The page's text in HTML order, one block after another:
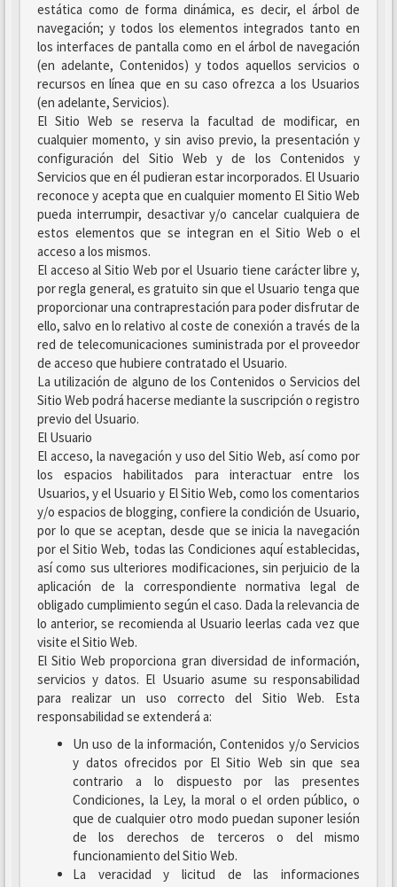
estática como de forma dinámica, es decir, el árbol de
navegación; y todos los elementos integrados tanto en
los interfaces de pantalla como en el árbol de navegación
(en adelante, Contenidos) y todos aquellos servicios o
recursos en línea que en su caso ofrezca a los Usuarios
(en adelante, Servicios).
El Sitio Web se reserva la facultad de modificar, en
cualquier momento, y sin aviso previo, la presentación y
configuración del Sitio Web y de los Contenidos y
Servicios que en él pudieran estar incorporados. El Usuario
reconoce y acepta que en cualquier momento El Sitio Web
pueda interrumpir, desactivar y/o cancelar cualquiera de
estos elementos que se integran en el Sitio Web o el
acceso a los mismos.
El acceso al Sitio Web por el Usuario tiene carácter libre y,
por regla general, es gratuito sin que el Usuario tenga que
proporcionar una contraprestación para poder disfrutar de
ello, salvo en lo relativo al coste de conexión a través de la
red de telecomunicaciones suministrada por el proveedor
de acceso que hubiere contratado el Usuario.
La utilización de alguno de los Contenidos o Servicios del
Sitio Web podrá hacerse mediante la suscripción o registro
previo del Usuario.
El Usuario
El acceso, la navegación y uso del Sitio Web, así como por
los espacios habilitados para interactuar entre los
Usuarios, y el Usuario y El Sitio Web, como los comentarios
y/o espacios de blogging, confiere la condición de Usuario,
por lo que se aceptan, desde que se inicia la navegación
por el Sitio Web, todas las Condiciones aquí establecidas,
así como sus ulteriores modificaciones, sin perjuicio de la
aplicación de la correspondiente normativa legal de
obligado cumplimiento según el caso. Dada la relevancia de
lo anterior, se recomienda al Usuario leerlas cada vez que
visite el Sitio Web.
El Sitio Web proporciona gran diversidad de información,
servicios y datos. El Usuario asume su responsabilidad
para realizar un uso correcto del Sitio Web. Esta
responsabilidad se extenderá a:
Un uso de la información, Contenidos y/o Servicios
y datos ofrecidos por El Sitio Web sin que sea
contrario a lo dispuesto por las presentes
Condiciones, la Ley, la moral o el orden público, o
que de cualquier otro modo puedan suponer lesión
de los derechos de terceros o del mismo
funcionamiento del Sitio Web.
La veracidad y licitud de las informaciones